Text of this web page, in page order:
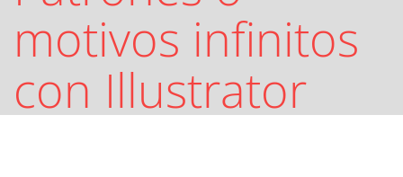
motivos infinitos
con Illustrator